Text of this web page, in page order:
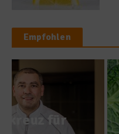
Empfohlen
Wirsing